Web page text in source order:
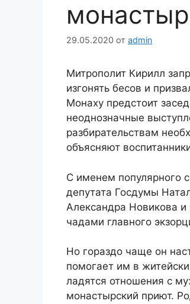
29.05.2020 от admin
Митрополит Кирилл
изгонять бесов и
Монаху предстоит
неоднозначные
разбирательствам
объясняют
С именем популярного
депутата Госдумы
Александра Новикова
чадами главного
Но гораздо чаще он
помогает им в
ладятся отношения с
монастырский приют.